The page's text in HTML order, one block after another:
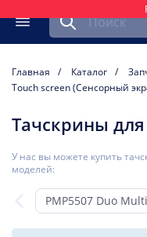
Меню
Найти запчасть
Главная Каталог
Touch screen (Сенсорный
Тачскрины
У нас вы можете купить
моделей:
PMP5507 Duo